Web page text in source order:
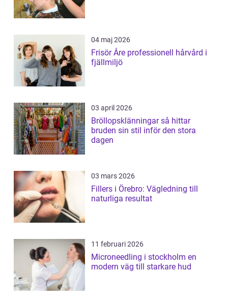
04 maj 2026
Frisör Åre professionell hårvård i
fjällmiljö
03 april 2026
Bröllopsklänningar så hittar
bruden sin stil inför den stora
dagen
03 mars 2026
Fillers i Örebro: Vägledning till
naturliga resultat
11 februari 2026
Microneedling i stockholm en
modern väg till starkare hud